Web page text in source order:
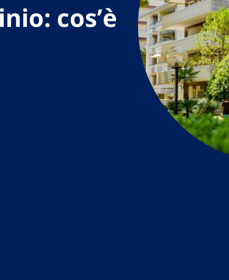
cos’è